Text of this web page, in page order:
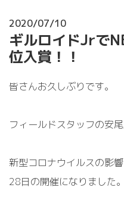
2020/07/10
ギルロイドJrで
位入賞！！
皆さんお久しぶりです。
フィールドスタッフの安尾
新型コロナウイルスの影
28日の開催になりました。